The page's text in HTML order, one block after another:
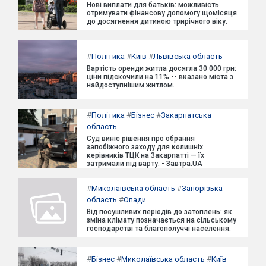
Нові виплати для батьків: можливість
отримувати фінансову допомогу щомісяця
до досягнення дитиною трирічного віку.
#Політика #Київ #Львівська область
Вартість оренди житла досягла 30 000 грн:
ціни підскочили на 11% -- вказано міста з
найдоступнішим житлом.
#Політика #Бізнес #Закарпатська
область
Суд виніс рішення про обрання
запобіжного заходу для колишніх
керівників ТЦК на Закарпатті — їх
затримали під варту. - Завтра.UA
#Миколаївська область #Запорізька
область #Опади
Від посушливих періодів до затоплень: як
зміна клімату позначається на сільському
господарстві та благополуччі населення.
#Бізнес #Миколаївська область #Київ